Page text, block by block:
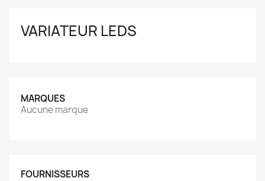
VARIATEUR LEDS
MARQUES
Aucune marque
FOURNISSEURS